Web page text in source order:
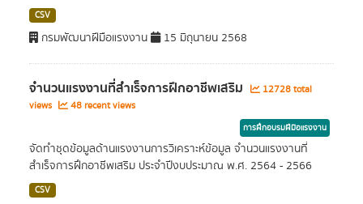
CSV
กรมพัฒนาฝีมือแรงงาน 15 มิถุนายน 2568
จำนวนแรงงานที่สำเร็จการฝึกอาชีพเสริม
12728 total
views
48 recent views
การฝึกอบรมฝีมือแรงงาน
จัดทำชุดข้อมูลด้านแรงงานการวิเคราะห์ข้อมูล จำนวนแรงงานที่
สำเร็จการฝึกอาชีพเสริม ประจำปีงบประมาณ พ.ศ. 2564 - 2566
CSV